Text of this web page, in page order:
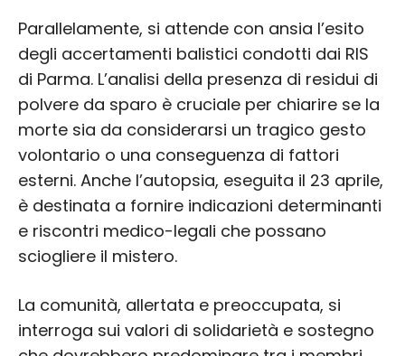
Parallelamente, si attende con ansia l’esito
degli accertamenti balistici condotti dai RIS
di Parma. L’analisi della presenza di residui di
polvere da sparo è cruciale per chiarire se la
morte sia da considerarsi un tragico gesto
volontario o una conseguenza di fattori
esterni. Anche l’autopsia, eseguita il 23 aprile,
è destinata a fornire indicazioni determinanti
e riscontri medico-legali che possano
sciogliere il mistero.
La comunità, allertata e preoccupata, si
interroga sui valori di solidarietà e sostegno